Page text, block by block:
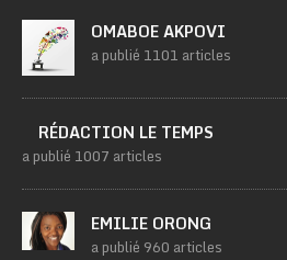
OMABOE AKPOVI
a publié 1101 articles
RÉDACTION LE TEMPS
a publié 1007 articles
EMILIE ORONG
a publié 960 articles